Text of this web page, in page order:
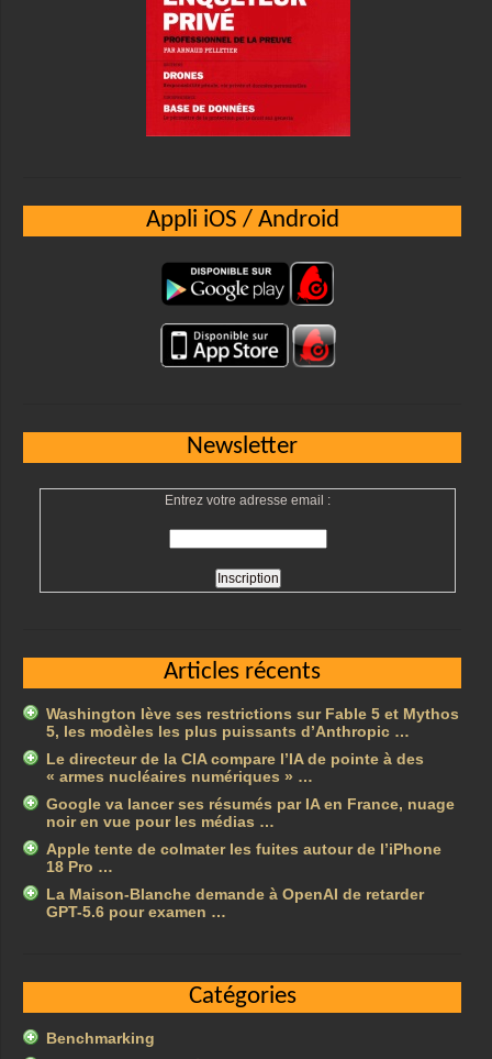
Appli iOS / Android
Newsletter
Entrez votre adresse email :
Articles récents
Washington lève ses restrictions sur Fable 5 et Mythos
5, les modèles les plus puissants d’Anthropic …
Le directeur de la CIA compare l’IA de pointe à des
« armes nucléaires numériques » …
Google va lancer ses résumés par IA en France, nuage
noir en vue pour les médias …
Apple tente de colmater les fuites autour de l’iPhone
18 Pro …
La Maison-Blanche demande à OpenAI de retarder
GPT-5.6 pour examen …
Catégories
Benchmarking